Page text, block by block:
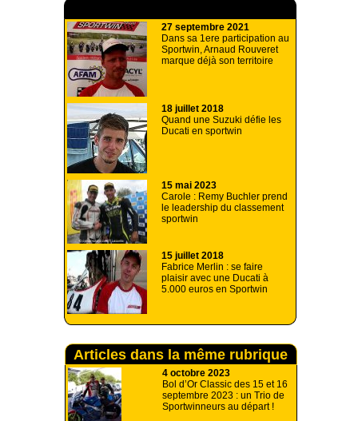
27 septembre 2021
Dans sa 1ere participation au
Sportwin, Arnaud Rouveret
marque déjà son territoire
18 juillet 2018
Quand une Suzuki défie les
Ducati en sportwin
15 mai 2023
Carole : Remy Buchler prend
le leadership du classement
sportwin
15 juillet 2018
Fabrice Merlin : se faire
plaisir avec une Ducati à
5.000 euros en Sportwin
Articles dans la même rubrique
4 octobre 2023
Bol d’Or Classic des 15 et 16
septembre 2023 : un Trio de
Sportwinneurs au départ !